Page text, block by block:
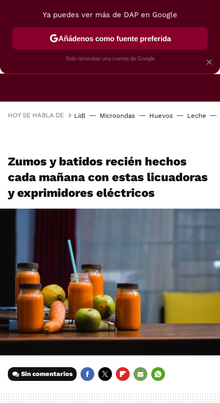
FREIDORAS DE AIRE GUÍAS DE
HOY SE HABLA DE Lidl Microondas Huevos Leche
Zumos y batidos recién hechos
cada mañana con estas licuadoras
y exprimidores eléctricos
Sin comentarios
MAIL
×
Ya puedes ver más de DAP en Google
Añádenos como fuente preferida
Solo necesitas una cuenta de Google